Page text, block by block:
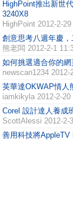
HighPoint推出新世
3240X8
HighPoint 2012-2-
創意思考八週年慶
熊老闆 2012-2-1
如何挑選適合你的網
newscan1234 2012-
英華達OKWAP情人
iamkikyla 2012-2-20
Corel 設計達人養成
ScottAlessi 2012-2-
善用科技將